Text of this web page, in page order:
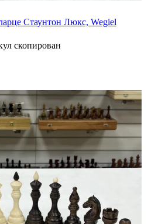
Стаунтон Люкс, Wegiel
скопирован